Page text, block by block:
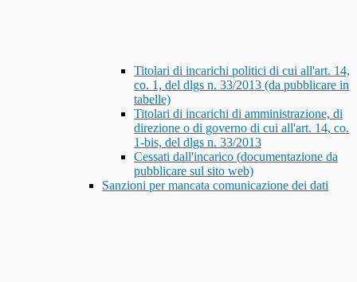
Titolari di incarichi politici di cui all'art. 14,
co. 1, del dlgs n. 33/2013 (da pubblicare in
tabelle)
Titolari di incarichi di amministrazione, di
direzione o di governo di cui all'art. 14, co.
1-bis, del dlgs n. 33/2013
Cessati dall'incarico (documentazione da
pubblicare sul sito web)
Sanzioni per mancata comunicazione dei dati